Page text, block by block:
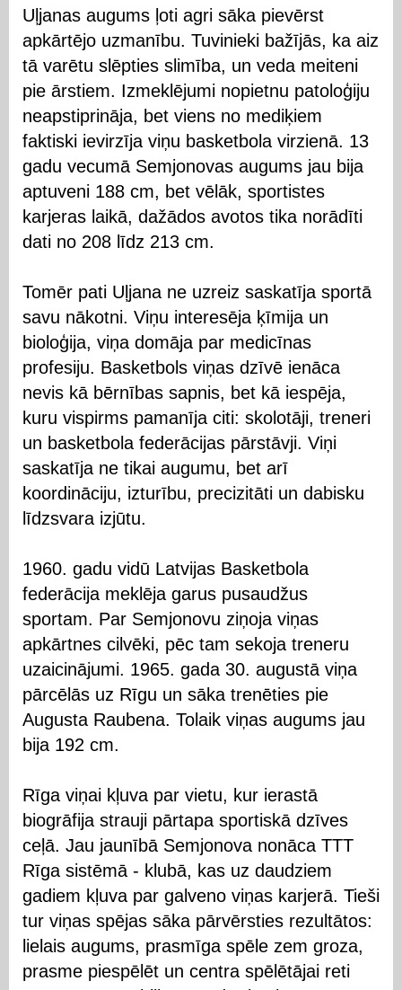
Uļjanas augums ļoti agri sāka pievērst
apkārtējo uzmanību. Tuvinieki bažījās, ka aiz
tā varētu slēpties slimība, un veda meiteni
pie ārstiem. Izmeklējumi nopietnu patoloģiju
neapstiprināja, bet viens no mediķiem
faktiski ievirzīja viņu basketbola virzienā. 13
gadu vecumā Semjonovas augums jau bija
aptuveni 188 cm, bet vēlāk, sportistes
karjeras laikā, dažādos avotos tika norādīti
dati no 208 līdz 213 cm.
Tomēr pati Uļjana ne uzreiz saskatīja sportā
savu nākotni. Viņu interesēja ķīmija un
bioloģija, viņa domāja par medicīnas
profesiju. Basketbols viņas dzīvē ienāca
nevis kā bērnības sapnis, bet kā iespēja,
kuru vispirms pamanīja citi: skolotāji, treneri
un basketbola federācijas pārstāvji. Viņi
saskatīja ne tikai augumu, bet arī
koordināciju, izturību, precizitāti un dabisku
līdzsvara izjūtu.
1960. gadu vidū Latvijas Basketbola
federācija meklēja garus pusaudžus
sportam. Par Semjonovu ziņoja viņas
apkārtnes cilvēki, pēc tam sekoja treneru
uzaicinājumi. 1965. gada 30. augustā viņa
pārcēlās uz Rīgu un sāka trenēties pie
Augusta Raubena. Tolaik viņas augums jau
bija 192 cm.
Rīga viņai kļuva par vietu, kur ierastā
biogrāfija strauji pārtapa sportiskā dzīves
ceļā. Jau jaunībā Semjonova nonāca TTT
Rīga sistēmā - klubā, kas uz daudziem
gadiem kļuva par galveno viņas karjerā. Tieši
tur viņas spējas sāka pārvērsties rezultātos:
lielais augums, prasmīga spēle zem groza,
prasme piespēlēt un centra spēlētājai reti